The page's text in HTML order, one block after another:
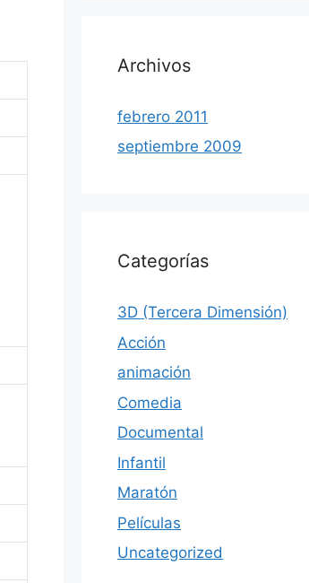
Archivos
febrero 2011
septiembre 2009
Categorías
3D (Tercera Dimensión)
Acción
animación
Comedia
Documental
Infantil
Maratón
Películas
Uncategorized